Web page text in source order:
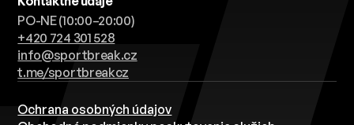
PO-NE (10:00–20:00)
+420 724 301 528
info@sportbreak.cz
t.me/sportbreakcz
Ochrana osobných údajov